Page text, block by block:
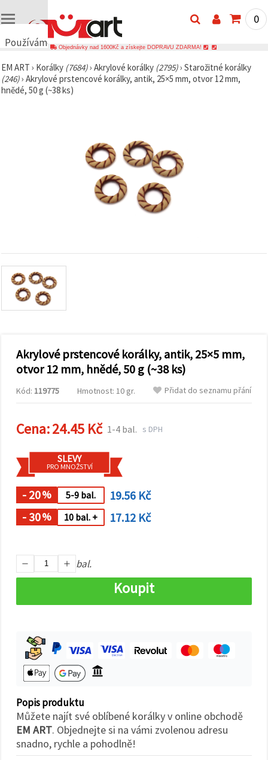
Používáme
🍪
Používáme
cookies a
zobrazovali
obsah a
reklamu, a
to i s
pomocí
našich
marketing.
Můžete
souhlasit s
všech
cookies
"Přijmout
uvést své
preference v
Nastavení
výběrem
daného
typu
cookies a
kliknutím
Přijmout
0
Objednávky nad 1600Kč a získejte DOPRAVU ZDARMA!
EM ART › Korálky (7684)› Akrylové korálky (2795)› Starožitné korálky
(246)› Akrylové prstencové korálky, antik, 25×5 mm, otvor 12 mm,
hnědé, 50 g (~38 ks)
Akrylové prstencové korálky, antik, 25×5 mm,
otvor 12 mm, hnědé, 50 g (~38 ks)
Kód: 119775 Hmotnost: 10 gr. Přidat do seznamu přání
Cena:24.45 Kč 1-4 bal. s DPH
SLEVY
PRO MNOŽSTVÍ
- 20% 5-9 bal.
19.56 Kč
- 30% 10 bal. + 17.12 Kč
bal.
Koupit
Popis produktu
Můžete najít své oblíbené korálky v online obchodě
EM ART. Objednejte si na vámi zvolenou adresu
snadno, rychle a pohodlně!